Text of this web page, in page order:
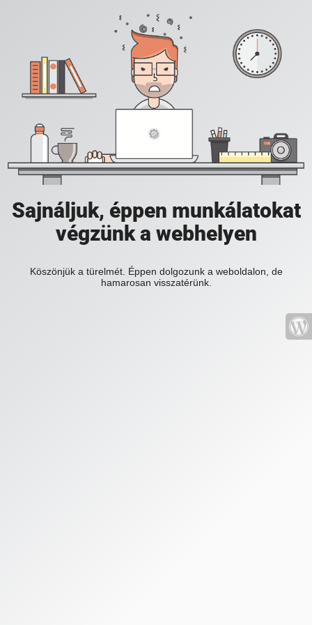
Sajnáljuk, éppen munkálatokat
végzünk a webhelyen
Köszönjük a türelmét. Éppen dolgozunk a weboldalon, de
hamarosan visszatérünk.